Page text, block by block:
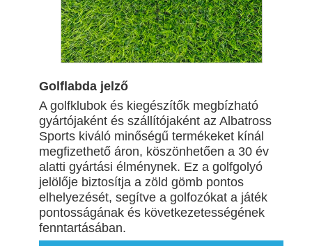
Golflabda jelző
A golfklubok és kiegészítők megbízható
gyártójaként és szállítójaként az Albatross
Sports kiváló minőségű termékeket kínál
megfizethető áron, köszönhetően a 30 év
alatti gyártási élménynek. Ez a golfgolyó
jelölője biztosítja a zöld gömb pontos
elhelyezését, segítve a golfozókat a játék
pontosságának és következetességének
fenntartásában.